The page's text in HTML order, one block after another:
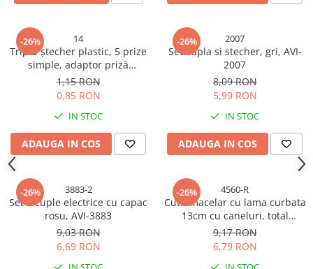
Gratare gradina
Ustensile Gratar
Produse vinificatie
Suflante si aspiratoare
Accesorii aparate de sudura
Accesorii compresoare
Accesorii generatoare electrice
Accesorii pistoale de lipit
Accesorii polizare si slefuire
Bomfaiere si fierastraie
-26% 14
Triplu ștecher plastic, 5 prize
simple, adaptor priză
multiplu, AVI-14
1,15 RON
0,85 RON
IN STOC
ADAUGA IN COS
-26% 2007
Set cupla si stecher, gri, AVI-
2007
8,09 RON
5,99 RON
IN STOC
ADAUGA IN COS
-26% 3883-2
Set 2 cuple electrice cu capac
rosu, AVI-3883
9,03 RON
6,69 RON
-26% 4560-R
Cutit macelar cu lama curbata
13cm cu caneluri, total
26.5cm, rosu, AVI-4560
9,17 RON
6,79 RON